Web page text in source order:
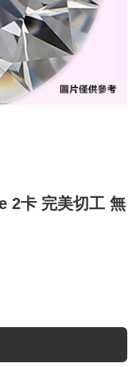
2卡 完美切工 無